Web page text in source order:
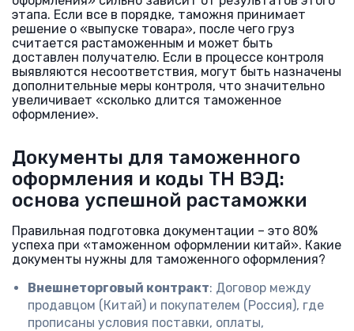
этапа. Если все в порядке, таможня принимает
решение о «выпуске товара», после чего груз
считается растаможенным и может быть
доставлен получателю. Если в процессе контроля
выявляются несоответствия, могут быть назначены
дополнительные меры контроля, что значительно
увеличивает «сколько длится таможенное
оформление».
Документы для таможенного
оформления и коды ТН ВЭД:
основа успешной растаможки
Правильная подготовка документации – это 80%
успеха при «таможенном оформлении китай». Какие
документы нужны для таможенного оформления?
Внешнеторговый контракт: Договор между
продавцом (Китай) и покупателем (Россия), где
прописаны условия поставки, оплаты,